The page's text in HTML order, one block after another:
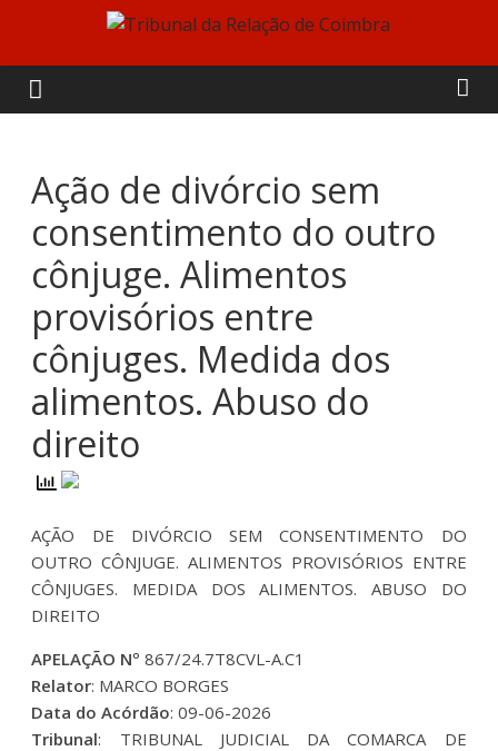
content
Tribunal
da
Relação
de
Coimbra
Ação de divórcio sem
consentimento do outro
cônjuge. Alimentos
provisórios entre
cônjuges. Medida dos
alimentos. Abuso do
direito
AÇÃO DE DIVÓRCIO SEM CONSENTIMENTO DO
OUTRO CÔNJUGE. ALIMENTOS PROVISÓRIOS ENTRE
CÔNJUGES. MEDIDA DOS ALIMENTOS. ABUSO DO
DIREITO
APELAÇÃO Nº 867/24.7T8CVL-A.C1
Relator: MARCO BORGES
Data do Acórdão: 09-06-2026
Tribunal: TRIBUNAL JUDICIAL DA COMARCA DE